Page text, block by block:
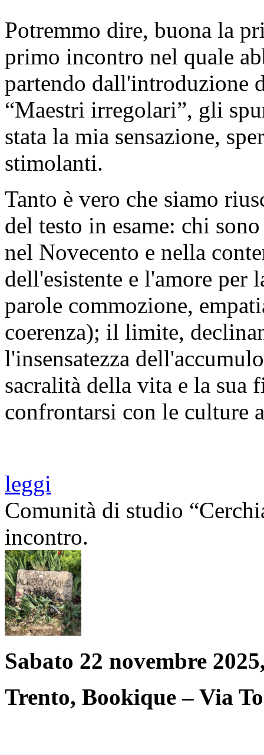
Potremmo dire, buona la
primo incontro nel quale
partendo dall'introduzione
“Maestri irregolari”, gli
stata la mia sensazione,
stimolanti.
Tanto è vero che siamo
del testo in esame: chi
nel Novecento e nella
dell'esistente e l'amore per
parole commozione,
coerenza); il limite,
l'insensatezza
sacralità della vita e la sua
confrontarsi con le culture
leggi
Comunità di studio
incontro.
Sabato 22 novembre
Trento, Bookique – Via